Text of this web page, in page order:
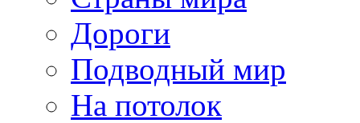
Дороги
Подводный мир
На потолок